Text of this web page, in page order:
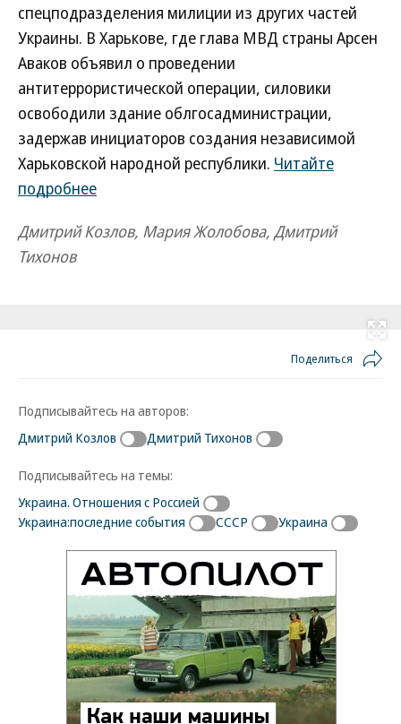
спецподразделения милиции из других частей
Украины. В Харькове, где глава МВД страны Арсен
Аваков объявил о проведении
антитеррористической операции, силовики
освободили здание облгосадминистрации,
задержав инициаторов создания независимой
Харьковской народной республики. Читайте
подробнее
Дмитрий Козлов, Мария Жолобова, Дмитрий
Тихонов
Поделиться
Подписывайтесь на авторов:
Дмитрий Козлов
Дмитрий Тихонов
Подписывайтесь на темы:
Украина. Отношения с Россией
Украина:последние события
СССР Украина